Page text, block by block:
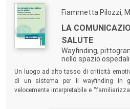
Fiammetta Pilozzi,
LA
SALUTE
Wayfinding,
nello spazio
Un luogo ad alto tasso di criticità
di un sistema per il wayfinding in
velocemente interpretabile e
studiare, progettare e implementare